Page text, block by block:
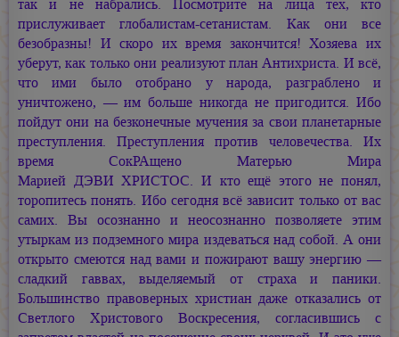
так и не набрались. Посмотрите на лица тех, кто
прислуживает глобалистам-сетанистам. Как они все
безобразны! И скоро их время закончится! Хозяева их
уберут, как только они реализуют план Антихриста. И всё,
что ими было отобрано у народа, разграблено и
уничтожено, — им больше никогда не пригодится. Ибо
пойдут они на безконечные мучения за свои планетарные
преступления. Преступления против человечества. Их
время СокРАщено Матерью Мира
Марией ДЭВИ ХРИСТОС. И кто ещё этого не понял,
торопитесь понять. Ибо сегодня всё зависит только от вас
самих. Вы осознанно и неосознанно позволяете этим
утыркам из подземного мира издеваться над собой. А они
открыто смеются над вами и пожирают вашу энергию —
сладкий гаввах, выделяемый от страха и паники.
Большинство правоверных христиан даже отказались от
Светлого Христового Воскресения, согласившись с